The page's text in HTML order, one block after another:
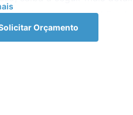
também como a Fluid
é utilizado um detector de
Orçamento